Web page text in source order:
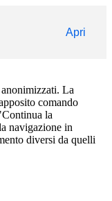
Apri
La
comando
la
navigazione in
diversi da quelli